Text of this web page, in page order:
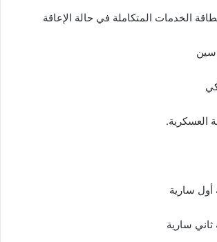
الخدمات المتكاملة في حالة الإعاقة
العسكرية.
سارية
سارية